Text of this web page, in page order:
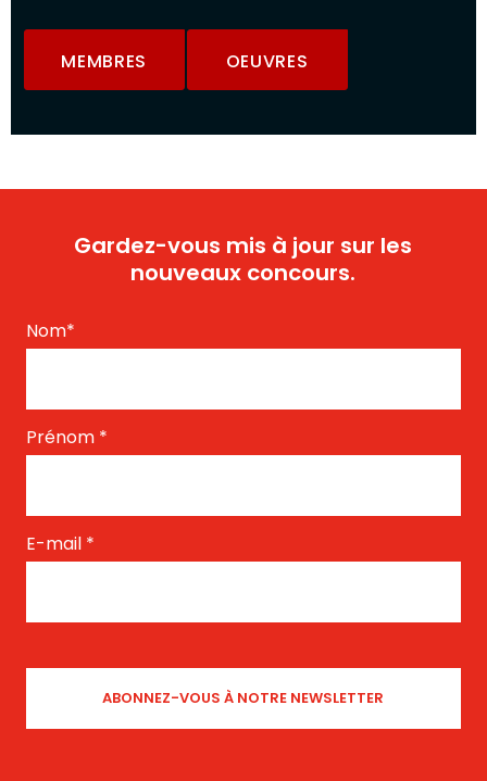
MEMBRES OEUVRES
Gardez-vous mis à jour sur les
nouveaux concours.
Nom*
Prénom *
E-mail *